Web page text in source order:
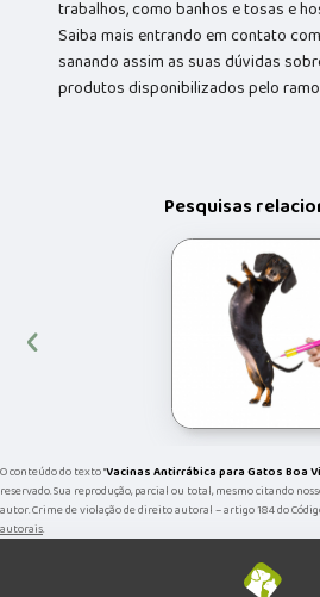
trabalhos, como banhos e tosas e
Saiba mais entrando em contato
sanando assim as suas dúvidas
produtos disponibilizados pelo
Pesquisas
‹
O conteúdo do texto "Vacinas Antirrábica para Gatos Boa
reservado. Sua reprodução, parcial ou total, mesmo citando
autor. Crime de violação de direito autoral – artigo 184 do
autorais.